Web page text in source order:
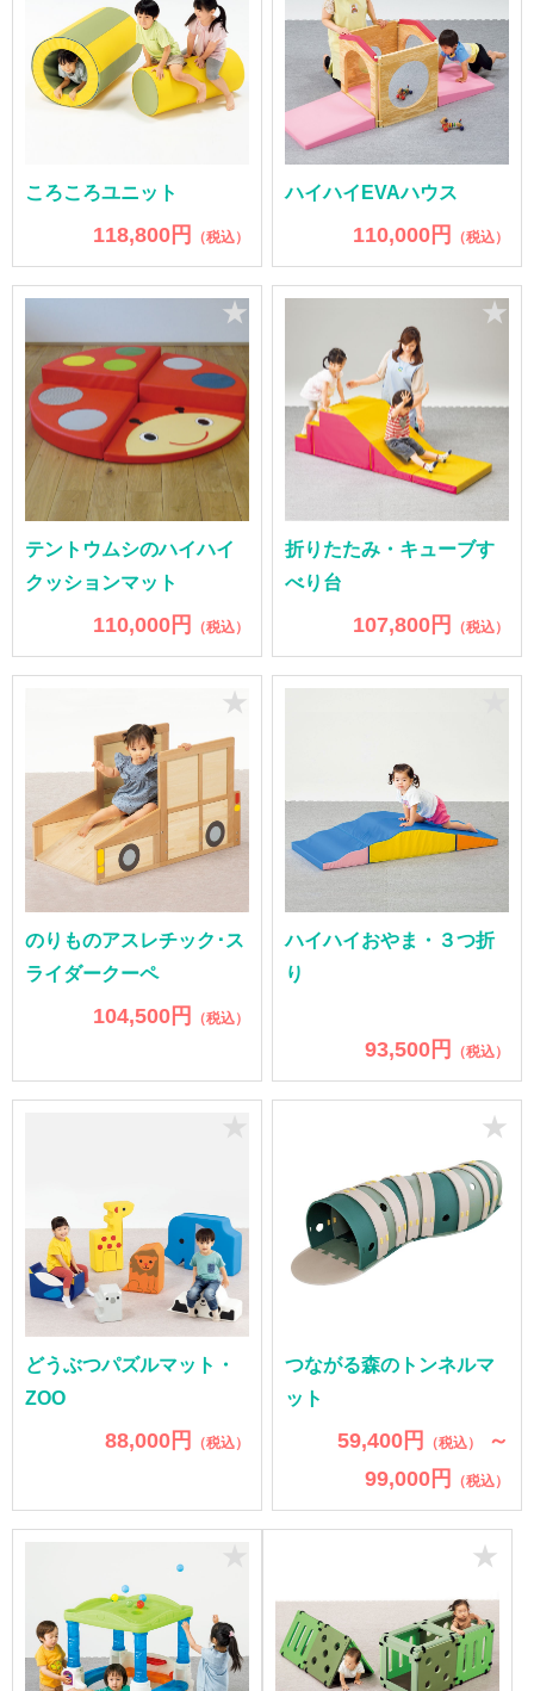
ころころユニット
118,800円 （税込）
ハイハイEVAハウス
110,000円 （税込）
テントウムシのハイハイ
クッションマット
110,000円 （税込）
★
折りたたみ・キューブす
べり台
107,800円 （税込）
★
のりものアスレチック･ス
ライダークーペ
104,500円 （税込）
★
ハイハイおやま・３つ折
り
93,500円 （税込）
どうぶつパズルマット・
ZOO
88,000円 （税込）
つながる森のトンネルマ
ット
59,400円 （税込）
～
99,000円
（税込）
★
★